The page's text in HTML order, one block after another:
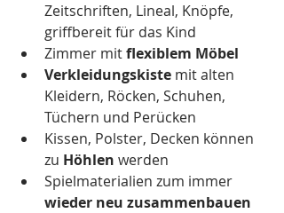
Zeitschriften, Lineal, Knöpfe,
griffbereit für das Kind
Zimmer mit flexiblem Möbel
Verkleidungskiste mit alten
Kleidern, Röcken, Schuhen,
Tüchern und Perücken
Kissen, Polster, Decken können
zu Höhlen werden
Spielmaterialien zum immer
wieder neu zusammenbauen